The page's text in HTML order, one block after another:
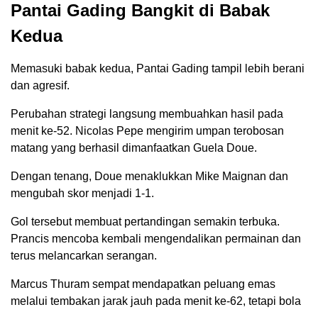
Pantai Gading Bangkit di Babak
Kedua
Memasuki babak kedua, Pantai Gading tampil lebih berani
dan agresif.
Perubahan strategi langsung membuahkan hasil pada
menit ke-52. Nicolas Pepe mengirim umpan terobosan
matang yang berhasil dimanfaatkan Guela Doue.
Dengan tenang, Doue menaklukkan Mike Maignan dan
mengubah skor menjadi 1-1.
Gol tersebut membuat pertandingan semakin terbuka.
Prancis mencoba kembali mengendalikan permainan dan
terus melancarkan serangan.
Marcus Thuram sempat mendapatkan peluang emas
melalui tembakan jarak jauh pada menit ke-62, tetapi bola